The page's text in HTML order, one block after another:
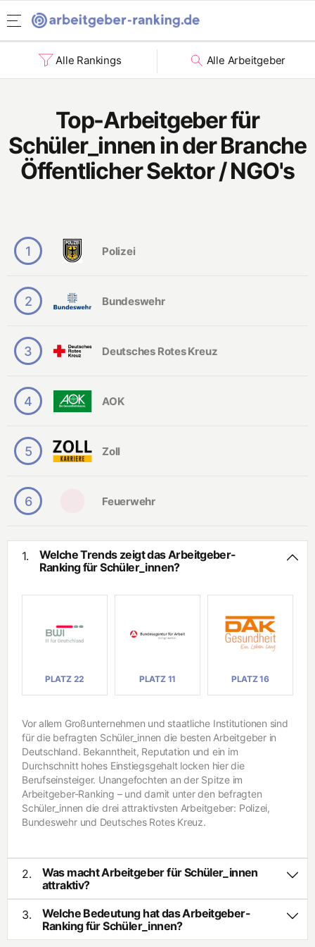
Menü öffnen
Arbeitgeber-Ranking Homepage
Ranking Studierende.
Informatik
Ingenieurwesen
Naturwissenschaften
Rising Stars
Chancengleichheit
Work-Life-Balance
Hohes Gehalt
Internationalität
Beliebte Unternehmen.
Interviews
Alle Rankings Alle Arbeitgeber
Top-Arbeitgeber für
Schüler_innen in der Branche
Öffentlicher Sektor / NGO's
1 Polizei
2 Bundeswehr
3 Deutsches Rotes Kreuz
4 AOK
5 Zoll
6 Feuerwehr
1.
Welche Trends zeigt das Arbeitgeber-
Ranking für Schüler_innen?
PLATZ 22 PLATZ 11 PLATZ 16
Vor allem Großunternehmen und staatliche Institutionen sind
für die befragten Schüler_innen die besten Arbeitgeber in
Deutschland. Bekanntheit, Reputation und ein im
Durchschnitt hohes Einstiegsgehalt locken hier die
Berufseinsteiger. Unangefochten an der Spitze im
Arbeitgeber-Ranking – und damit unter den befragten
Schüler_innen die drei attraktivsten Arbeitgeber: Polizei,
Bundeswehr und Deutsches Rotes Kreuz.
2.
Was macht Arbeitgeber für Schüler_innen
attraktiv?
Die Schüler_innen wählen die für sie besten Arbeitgeber
vermehrt auf Grundlage der eigenen Karriereperspektiven
und dem kollegialen Umgang im Unternehmen. So die
Ergebnisse der deutschlandweiten Umfrage unter rund
3.
Welche Bedeutung hat das Arbeitgeber-
Ranking für Schüler_innen?
Das Arbeitgeber-Ranking für Schüler_innen basiert auf einer